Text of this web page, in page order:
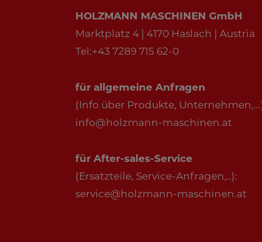
HOLZMANN MASCHINEN GmbH
Marktplatz 4 | 4170 Haslach | Austria
Tel:+43 7289 715 62-0
für allgemeine Anfragen
(Info über Produkte,
info@holzmann-maschinen.at
für After-sales-Service
(Ersatzteile, Service-Anfragen,..):
service@holzmann-maschinen.at